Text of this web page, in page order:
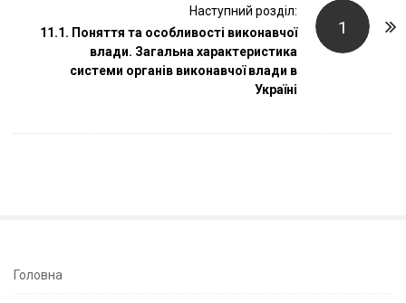
1
Наступний розділ:
11.1. Поняття та особливості виконавчої
влади. Загальна характеристика
системи органів виконавчої влади в
Україні
S
Головна